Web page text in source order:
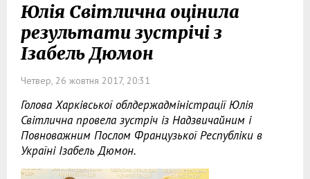
Юлія Світлична оцінила
результати зустрічі з
Ізабель Дюмон
Четвер, 26 жовтня 2017, 20:31
Голова Харківської облдержадміністрації Юлія
Світлична провела зустріч із Надзвичайним і
Повноважним Послом Французької Республіки в
Україні Ізабель Дюмон.